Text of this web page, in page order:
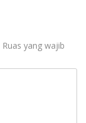
Ruas yang wajib